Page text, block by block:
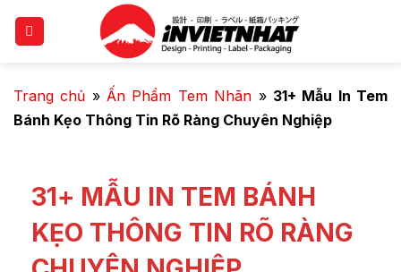
Trang chủ »Ấn Phẩm Tem Nhãn » 31+ Mẫu In Tem
Bánh Kẹo Thông Tin Rõ Ràng Chuyên Nghiệp
31+ MẪU IN TEM BÁNH
KẸO THÔNG TIN RÕ RÀNG